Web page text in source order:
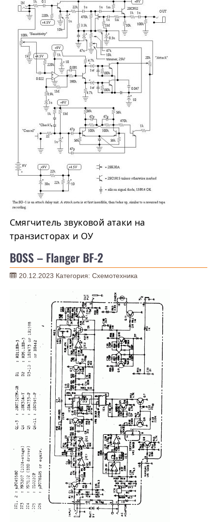
Смягчитель звуковой атаки на
транзисторах и ОУ
BOSS – Flanger BF-2
20.12.2023 Категория: Схемотехника